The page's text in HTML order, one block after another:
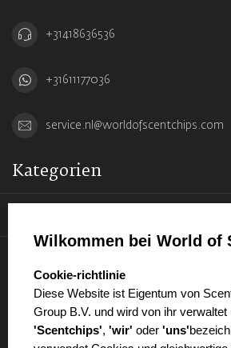
+31418636536
+31611177036
service.nl@worldofscentchips.com
Kategorien
Wilkommen bei World of
select language
Cookie-richtlinie
Diese Website ist Eigentum von
Group B.V. und wird von ihr verwaltet
'Scentchips', 'wir' oder 'uns'